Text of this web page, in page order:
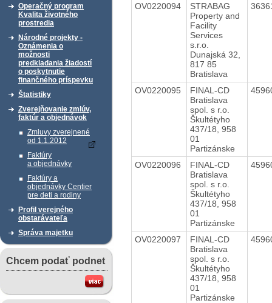
Operačný program
Kvalita životného
prostredia
Národné projekty -
Oznámenia o
možnosti
predkladania žiadostí
o poskytnutie
finančného príspevku
Štatistiky
Zverejňovanie zmlúv,
faktúr a objednávok
Zmluvy zverejnené
od 1.1.2012
Faktúry
a objednávky
Faktúry a
objednávky Centier
pre deti a rodiny
Profil verejného
obstarávateľa
Správa majetku
Chcem podať podnet
OV0220094
STRABAG
Property and
Facility
Services
s.r.o.
Dunajská 32,
817 85
Bratislava
OV0220095
FINAL-CD
Bratislava
spol. s r.o.
Škultétyho
437/18, 958
01
Partizánske
OV0220096
FINAL-CD
Bratislava
spol. s r.o.
Škultétyho
437/18, 958
01
Partizánske
OV0220097
FINAL-CD
Bratislava
spol. s r.o.
Škultétyho
437/18, 958
01
Partizánske